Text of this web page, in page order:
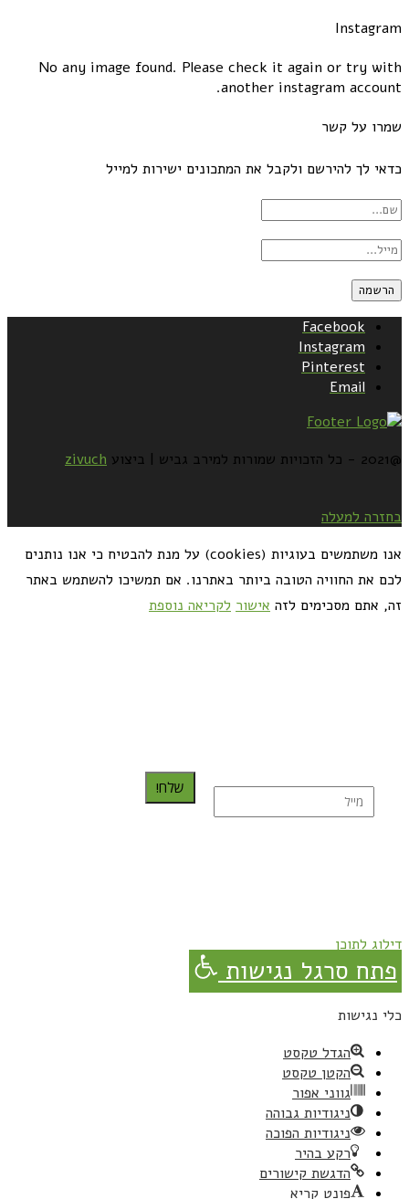
Instagram
No any image found. Please check it again or try with
another instagram account.
שמרו על קשר
כדאי לך להירשם ולקבל את המתכונים ישירות למייל
Facebook
Instagram
Pinterest
Email
@2021 - כל הזכויות שמורות למירב גביש | ביצוע zivuch
בחזרה למעלה
אנו משתמשים בעוגיות (cookies) על מנת להבטיח כי אנו נותנים
לכם את החוויה הטובה ביותר באתרנו. אם תמשיכו להשתמש באתר
זה, אתם מסכימים לזה אישור לקריאה נוספת
שלח!
דילוג לתוכן
פתח סרגל נגישות
כלי נגישות
הגדל טקסט
הקטן טקסט
גווני אפור
ניגודיות גבוהה
ניגודיות הפוכה
רקע בהיר
הדגשת קישורים
פונט קריא